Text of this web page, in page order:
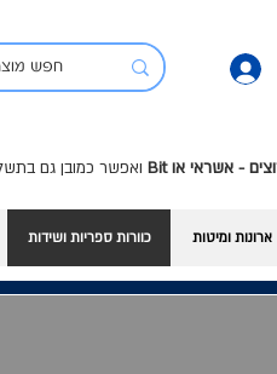
ואפשר כמובן גם
ארונות ומיטות כוורות ספריות ושידות